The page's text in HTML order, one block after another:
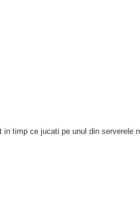
timp ce jucati pe unul din serverele